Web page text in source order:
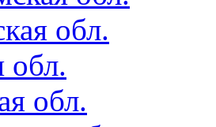
обл.
обл.
обл.